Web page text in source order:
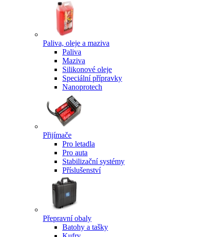
Paliva, oleje a maziva
Paliva
Maziva
Silikonové oleje
Speciální přípravky
Nanoprotech
Přijímače
Pro letadla
Pro auta
Stabilizační systémy
Příslušenství
Přepravní obaly
Batohy a tašky